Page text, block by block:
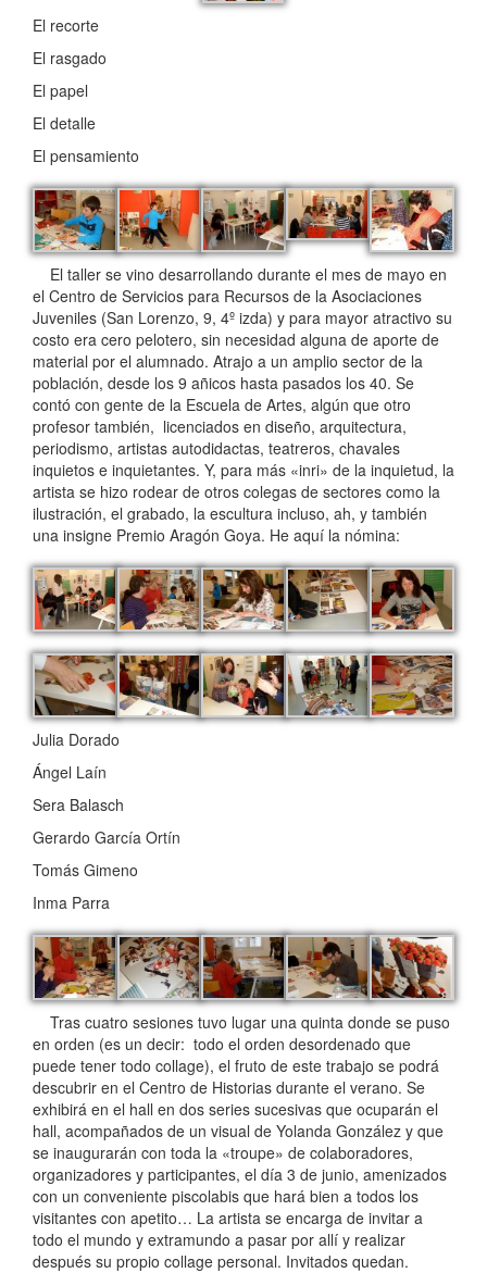
El recorte
El rasgado
El papel
El detalle
El pensamiento
El taller se vino desarrollando durante el mes de mayo en
el Centro de Servicios para Recursos de la Asociaciones
Juveniles (San Lorenzo, 9, 4º izda) y para mayor atractivo su
costo era cero pelotero, sin necesidad alguna de aporte de
material por el alumnado. Atrajo a un amplio sector de la
población, desde los 9 añicos hasta pasados los 40. Se
contó con gente de la Escuela de Artes, algún que otro
profesor también, licenciados en diseño, arquitectura,
periodismo, artistas autodidactas, teatreros, chavales
inquietos e inquietantes. Y, para más «inri» de la inquietud, la
artista se hizo rodear de otros colegas de sectores como la
ilustración, el grabado, la escultura incluso, ah, y también
una insigne Premio Aragón Goya. He aquí la nómina:
Julia Dorado
Ángel Laín
Sera Balasch
Gerardo García Ortín
Tomás Gimeno
Inma Parra
Tras cuatro sesiones tuvo lugar una quinta donde se puso
en orden (es un decir: todo el orden desordenado que
puede tener todo collage), el fruto de este trabajo se podrá
descubrir en el Centro de Historias durante el verano. Se
exhibirá en el hall en dos series sucesivas que ocuparán el
hall, acompañados de un visual de Yolanda González y que
se inaugurarán con toda la «troupe» de colaboradores,
organizadores y participantes, el día 3 de junio, amenizados
con un conveniente piscolabis que hará bien a todos los
visitantes con apetito… La artista se encarga de invitar a
todo el mundo y extramundo a pasar por allí y realizar
después su propio collage personal. Invitados quedan.